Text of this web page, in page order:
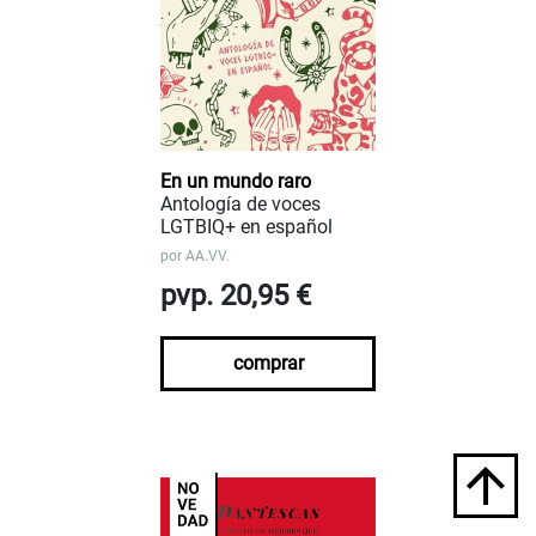
En un mundo raro
Antología de voces
LGTBIQ+ en español
por AA.VV.
pvp. 20,95 €
comprar